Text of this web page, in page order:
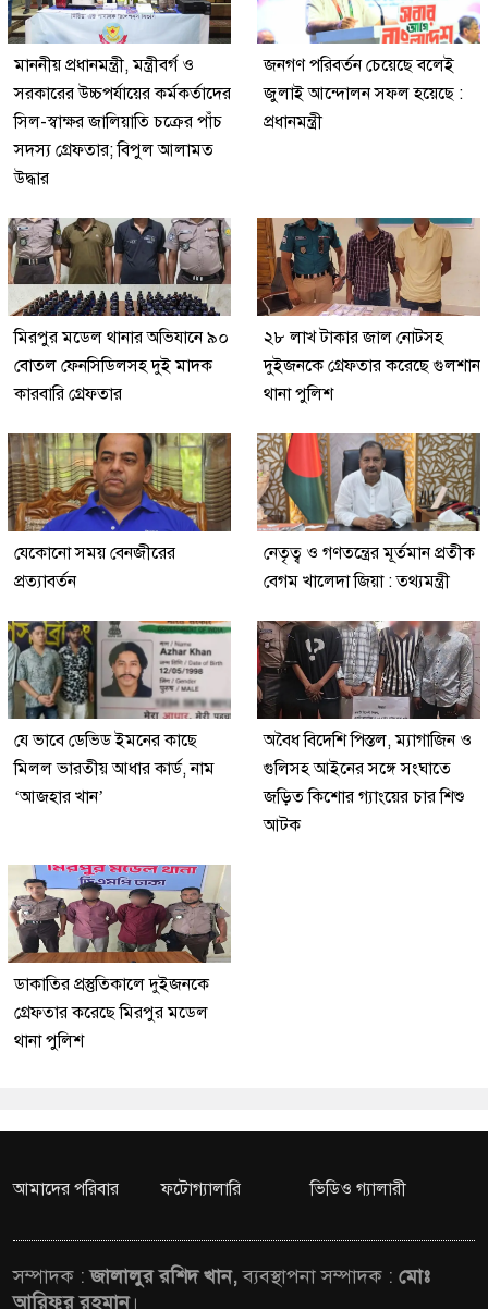
মাননীয় প্রধানমন্ত্রী, মন্ত্রীবর্গ ও
সরকারের উচ্চপর্যায়ের কর্মকর্তাদের
সিল-স্বাক্ষর জালিয়াতি চক্রের পাঁচ
সদস্য গ্রেফতার; বিপুল আলামত
উদ্ধার
জনগণ পরিবর্তন চেয়েছে বলেই
জুলাই আন্দোলন সফল হয়েছে :
প্রধানমন্ত্রী
মিরপুর মডেল থানার অভিযানে ৯০
বোতল ফেনসিডিলসহ দুই মাদক
কারবারি গ্রেফতার
২৮ লাখ টাকার জাল নোটসহ
দুইজনকে গ্রেফতার করেছে গুলশান
থানা পুলিশ
যেকোনো সময় বেনজীরের
প্রত্যাবর্তন
নেতৃত্ব ও গণতন্ত্রের মূর্তমান প্রতীক
বেগম খালেদা জিয়া : তথ্যমন্ত্রী
যে ভাবে ডেভিড ইমনের কাছে
মিলল ভারতীয় আধার কার্ড, নাম
‘আজহার খান’
অবৈধ বিদেশি পিস্তল, ম্যাগাজিন ও
গুলিসহ আইনের সঙ্গে সংঘাতে
জড়িত কিশোর গ্যাংয়ের চার শিশু
আটক
ডাকাতির প্রস্তুতিকালে দুইজনকে
গ্রেফতার করেছে মিরপুর মডেল
থানা পুলিশ
আমাদের পরিবার ফটোগ্যালারি ভিডিও গ্যালারী
সম্পাদক :জালালুর রশিদ খান,ব্যবস্থাপনা সম্পাদক : মোঃ
আরিফুর রহমান।